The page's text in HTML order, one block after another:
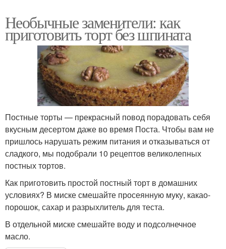
Необычные заменители: как
приготовить торт без шпината
Постные торты — прекрасный повод порадовать себя
вкусным десертом даже во время Поста. Чтобы вам не
пришлось нарушать режим питания и отказываться от
сладкого, мы подобрали 10 рецептов великолепных
постных тортов.
Как приготовить простой постный торт в домашних
условиях? В миске смешайте просеянную муку, какао-
порошок, сахар и разрыхлитель для теста.
В отдельной миске смешайте воду и подсолнечное
масло.